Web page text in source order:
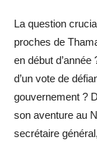
La question
proches de
en début
d’un vote de
gouvernement ?
son aventure au
secrétaire